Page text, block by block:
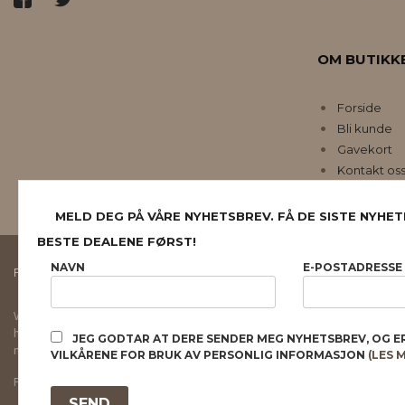
OM
Forside
Bli kunde
Gavekort
Kontakt oss
FRAKT KJØPSBETINGELSER SIKKERHET OG PERSONVERN
Vår nettbutikk bruker cookies slik at du får en bedre kjøpsopplevelse og vi kan
hovedsaklig til å lagre innloggingsdetaljer og huske hva du har puttet i
normalt om du godtar dette.Les merellerendre innstillinger for cookies.
Powered by
MELD DEG PÅ VÅRE NYHETSBREV. FÅ DE SISTE
BESTE DEALENE FØRST!
NAVN E-POSTADRESSE
JEG GODTAR AT DERE SENDER MEG NYHETSBREV, OG
VILKÅRENE FOR BRUK AV PERSONLIG INFORMASJON (LES